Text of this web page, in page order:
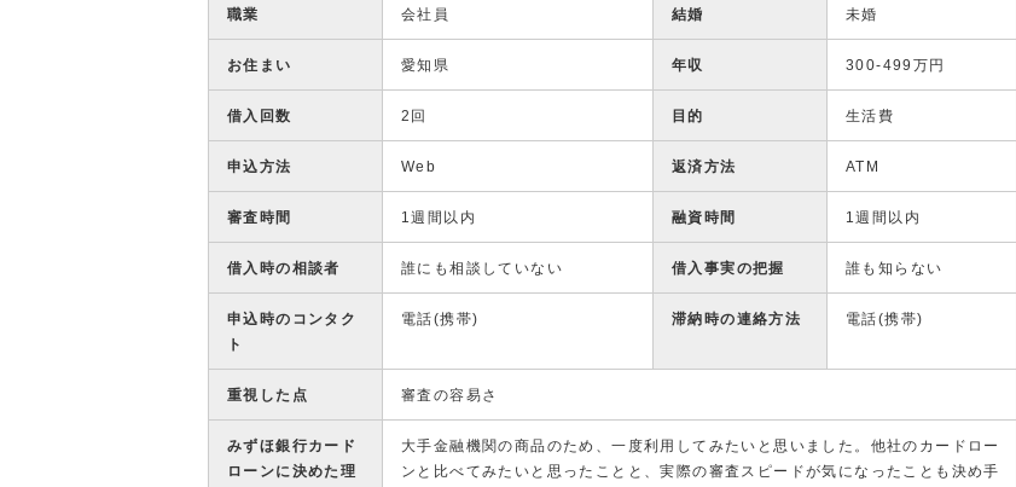
職業 会社員 結婚 未婚
お住まい 愛知県 年収 300-499万円
借入回数 2回 目的 生活費
申込方法 Web 返済方法 ATM
審査時間 1週間以内 融資時間 1週間以内
借入時の相談者 誰にも相談していない 借入事実の把握 誰も知らない
申込時のコンタク
ト
電話(携帯) 滞納時の連絡方法 電話(携帯)
重視した点 審査の容易さ
みずほ銀行カード
ローンに決めた理
大手金融機関の商品のため、一度利用してみたいと思いました。他社のカードロー
ンと比べてみたいと思ったことと、実際の審査スピードが気になったことも決め手